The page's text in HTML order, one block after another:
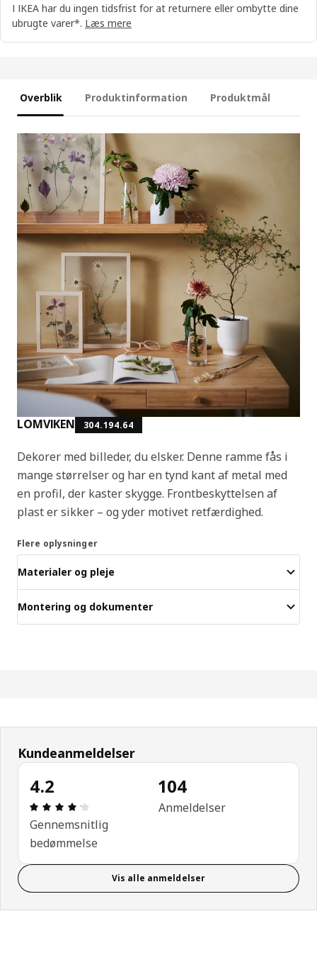
I IKEA har du ingen tidsfrist for at returnere eller ombytte dine
ubrugte varer*. Læs mere
Overblik Produktinformation Produktmål
LOMVIKEN 304.194.64
Dekorer med billeder, du elsker. Denne ramme fås i
mange størrelser og har en tynd kant af metal med
en profil, der kaster skygge. Frontbeskyttelsen af
plast er sikker – og yder motivet retfærdighed.
Flere oplysninger
Materialer og pleje
Montering og dokumenter
Kundeanmeldelser
4.2
Anmeldelse: 4.2 Ud af 5 Stjerner. Anmeldelser i
Gennemsnitlig
bedømmelse
104
Anmeldelser
Vis alle anmeldelser